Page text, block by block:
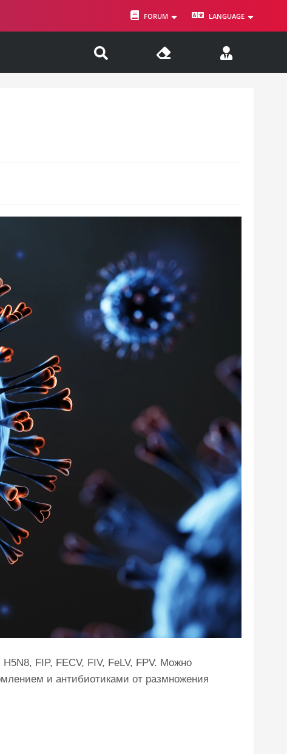
FORUM LANGUAGE
FIP, FECV, FIV, FeLV, FPV. Можно
и антибиотиками от размножения